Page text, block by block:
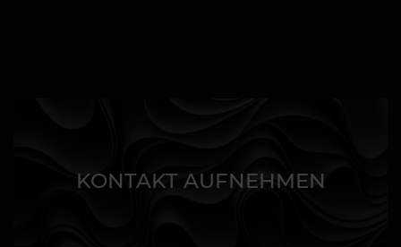
KONTAKT AUFNEHMEN